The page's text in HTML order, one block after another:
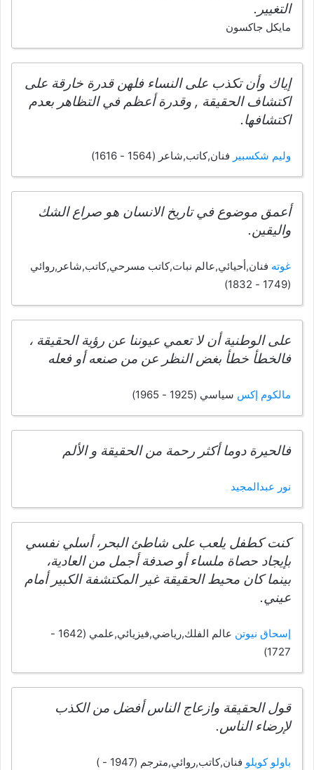
التغيير.
مايكل جاكسون
إياك وأن تكذب على النساء فلهن قدرة خارقة على
اكتشاف الحقيقة , وقدرة أعظم في التظاهر بعدم
اكتشافها.
وليم شكسبير فنان,كاتب,شاعر (1564 - 1616)
أعمق موضوع في تاريخ الانسان هو صراع الشك
واليقين.
غوته فنان,أحيائي,عالم نبات,كاتب مسرحي,كاتب,شاعر,روائي
(1749 - 1832)
على الوطنية أن لا تعمي عيوننا عن رؤية الحقيقة ،
فالخطأ خطأ بغض النظر عن من صنعه أو فعله
مالكوم إكس سياسي (1925 - 1965)
فالحيرة دوما أكثر رحمة من الحقيقة و الألم
نور عبدالمجيد
كنت كطفل يلعب على شاطئ البحر، أسلي نفسي
بإيجاد حصاة ملساء أو صدفة أجمل من العادية،
بينما كان محيط الحقيقة غير المكتشفة الكبير أمام
عيني.
إسحاق نيوتن
عالم الفلك,رياضي,فيزيائي,علمي (1642 -
1727)
قول الحقيقة وازعاج الناس أفضل من الكذب
لإرضاء الناس.
باولو كويلو فنان,كاتب,روائي,مترجم (1947 - )